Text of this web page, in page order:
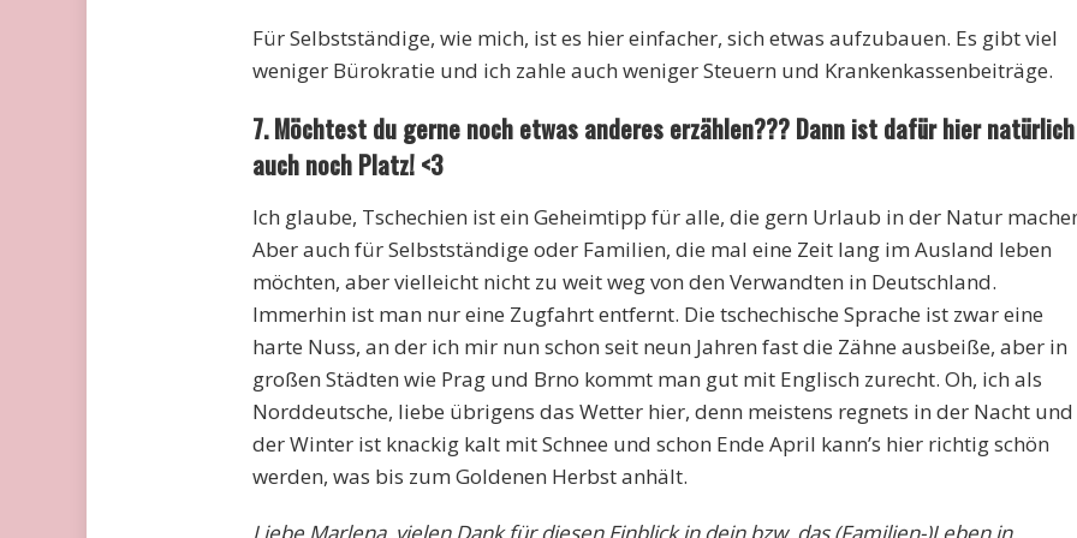
Für Selbstständige, wie mich, ist es hier einfacher, sich etwas aufzubauen. Es gibt viel
weniger Bürokratie und ich zahle auch weniger Steuern und Krankenkassenbeiträge.
7. Möchtest du gerne noch etwas anderes erzählen??? Dann ist dafür hier natürlich
auch noch Platz! <3
Ich glaube, Tschechien ist ein Geheimtipp für alle, die gern Urlaub in der Natur
Aber auch für Selbstständige oder Familien, die mal eine Zeit lang im Ausland leben
möchten, aber vielleicht nicht zu weit weg von den Verwandten in Deutschland.
Immerhin ist man nur eine Zugfahrt entfernt. Die tschechische Sprache ist zwar eine
harte Nuss, an der ich mir nun schon seit neun Jahren fast die Zähne ausbeiße, aber in
großen Städten wie Prag und Brno kommt man gut mit Englisch zurecht. Oh, ich als
Norddeutsche, liebe übrigens das Wetter hier, denn meistens regnets in der Nacht und
der Winter ist knackig kalt mit Schnee und schon Ende April kann’s hier richtig schön
werden, was bis zum Goldenen Herbst anhält.
Liebe Marlena, vielen Dank für diesen Einblick in dein bzw. das (Familien-)Leben in